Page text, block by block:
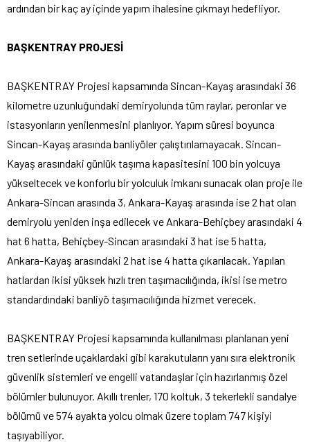
ardından bir kaç ay içinde yapım ihalesine çıkmayı hedefliyor.
BAŞKENTRAY PROJESİ
BAŞKENTRAY Projesi kapsamında Sincan-Kayaş arasındaki 36
kilometre uzunluğundaki demiryolunda tüm raylar, peronlar ve
istasyonların yenilenmesini planlıyor. Yapım süresi boyunca
Sincan-Kayaş arasında banliyöler çalıştırılamayacak. Sincan-
Kayaş arasındaki günlük taşıma kapasitesini 100 bin yolcuya
yükseltecek ve konforlu bir yolculuk imkanı sunacak olan proje ile
Ankara-Sincan arasında 3, Ankara-Kayaş arasında ise 2 hat olan
demiryolu yeniden inşa edilecek ve Ankara-Behiçbey arasındaki 4
hat 6 hatta, Behiçbey-Sincan arasındaki 3 hat ise 5 hatta,
Ankara-Kayaş arasındaki 2 hat ise 4 hatta çıkarılacak. Yapılan
hatlardan ikisi yüksek hızlı tren taşımacılığında, ikisi ise metro
standardındaki banliyö taşımacılığında hizmet verecek.
BAŞKENTRAY Projesi kapsamında kullanılması planlanan yeni
tren setlerinde uçaklardaki gibi karakutuların yanı sıra elektronik
güvenlik sistemleri ve engelli vatandaşlar için hazırlanmış özel
bölümler bulunuyor. Akıllı trenler, 170 koltuk, 3 tekerlekli sandalye
bölümü ve 574 ayakta yolcu olmak üzere toplam 747 kişiyi
taşıyabiliyor.